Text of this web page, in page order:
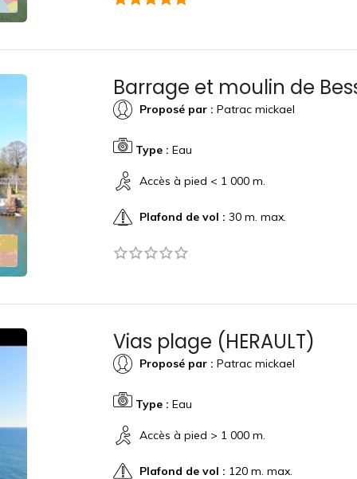
Barrage et moulin de
Proposé par : Patrac mickael
Type : Eau
Accès à pied < 1 000 m.
Plafond de vol : 30 m. max.
Vias plage (HERAULT)
Proposé par : Patrac mickael
Type : Eau
Accès à pied > 1 000 m.
Plafond de vol : 120 m. max.